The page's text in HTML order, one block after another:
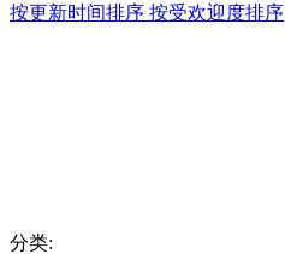
按更新时间排序 按受欢迎度排序
分类: